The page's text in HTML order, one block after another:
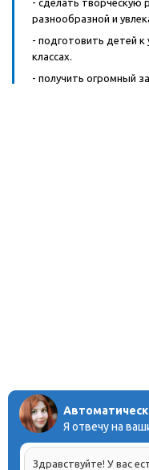
- сделать творческую
разнообразной и
- подготовить детей
классах.
- получить огромный
Я отвечу на
Здравствуйте! У вас